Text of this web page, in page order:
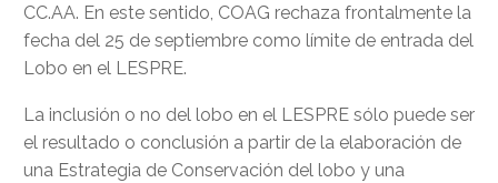
CC.AA. En este sentido, COAG rechaza frontalmente la
fecha del 25 de septiembre como límite de entrada del
Lobo en el LESPRE.
La inclusión o no del lobo en el LESPRE sólo puede ser
el resultado o conclusión a partir de la elaboración de
una Estrategia de Conservación del lobo y una